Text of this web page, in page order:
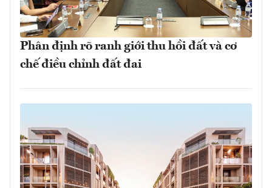
Phân định rõ ranh giới thu hồi đất và cơ
chế điều chỉnh đất đai